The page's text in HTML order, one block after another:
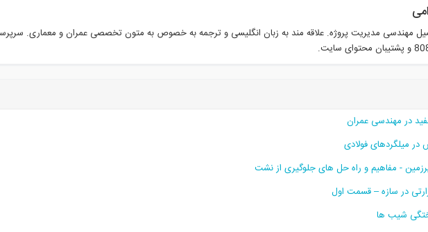
مهندسی مدیریت پروژه. علاقه مند به زبان انگلیسی و ترجمه به خصوص به متون تخصصی عمران و معماری.
در مهندسی عمران
میلگردهای فولادی
- مفاهیم و راه‌ حل‌ های جلوگیری از نشت
در سازه – قسمت اول
شیب‌ ها